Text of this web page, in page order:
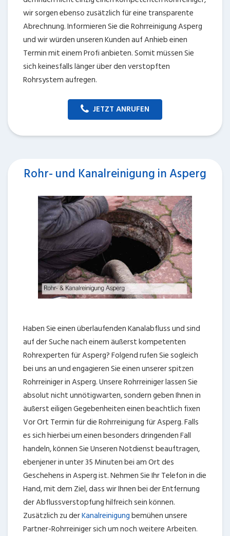
wir sorgen ebenso zusätzlich für eine transparente
Abrechnung. Informieren Sie die Rohrreinigung Asperg
und wir würden unseren Kunden auf Anhieb einen
Termin mit einem Profi anbieten. Somit müssen Sie
sich keinesfalls länger über den verstopften
Rohrsystem aufregen.
JETZT ANRUFEN
Rohr- und Kanalreinigung in Asperg
Haben Sie einen überlaufenden Kanalabfluss und sind
auf der Suche nach einem äußerst kompetenten
Rohrexperten für Asperg? Folgend rufen Sie sogleich
bei uns an und engagieren Sie einen unserer spitzen
Rohrreiniger in Asperg. Unsere Rohrreiniger lassen Sie
absolut nicht unnötigwarten, sondern geben Ihnen in
äußerst eiligen Gegebenheiten einen beachtlich fixen
Vor Ort Termin für die Rohrreinigung für Asperg. Falls
es sich hierbei um einen besonders dringenden Fall
handeln, können Sie Unseren Notdienst beauftragen,
ebenjener in unter 35 Minuten bei am Ort des
Geschehens in Asperg ist. Nehmen Sie Ihr Telefon in die
Hand, mit dem Ziel, dass wir Ihnen bei der Entfernung
der Abflussverstopfung hilfreich sein können.
Zusätzlich zu derKanalreinigungbemühen unsere
Partner-Rohrreiniger sich um noch weitere Arbeiten.